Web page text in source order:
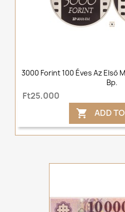
3000 Forint 100 Éves Az Első
Bp.
Ft25,000
 ADD